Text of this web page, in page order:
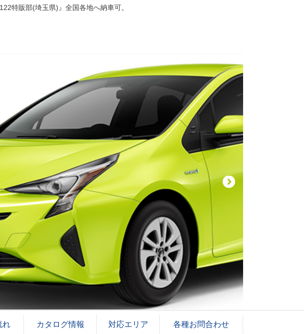
特販部(埼玉県)』全国各地へ納車可。
れ カタログ情報 対応エリア 各種お問合わせ